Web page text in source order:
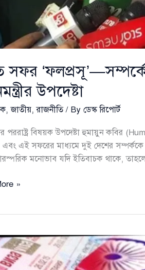
সফর
উপদেষ্টা
,জাতীয়,রাজনীতি/ By ডেস্ক রিপোর্ট
পররাষ্ট্র বিষয়ক উপদেষ্টা হুমায়ুন কবির
এবং এই সফরের মাধ্যমে দুই দেশের
মনোভাব যদি ইতিবাচক থাকে,
»